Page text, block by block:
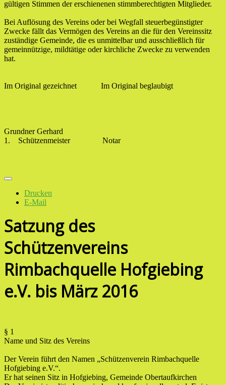
gültigen Stimmen der erschienenen stimmberechtigten Mitglieder.
Bei Auflösung des Vereins oder bei Wegfall steuerbegünstigter
Zwecke fällt das Vermögen des Vereins an die für den Vereinssitz
zuständige Gemeinde, die es unmittelbar und ausschließlich für
gemeinnützige, mildtätige oder kirchliche Zwecke zu verwenden
hat.
Im Original gezeichnet Im Original beglaubigt
Grundner Gerhard
1. Schützenmeister Notar
Drucken
E-Mail
Satzung des
Schützenvereins
Rimbachquelle Hofgiebing
e.V. bis März 2016
§ 1
Name und Sitz des Vereins
Der Verein führt den Namen „Schützenverein Rimbachquelle
Hofgiebing e.V.“.
Er hat seinen Sitz in Hofgiebing, Gemeinde Obertaufkirchen